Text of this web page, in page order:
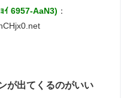
ｲ 6957-AaN3) ：
が出てくるのがいい